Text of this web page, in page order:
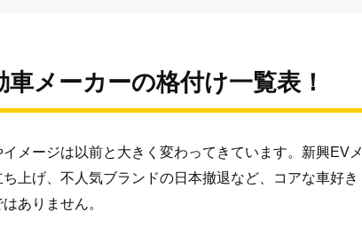
車メーカーの格付け一覧表！
メージは以前と大きく変わってきています。新興EVメ
上げ、不人気ブランドの日本撤退など、コアな車好き
ありません。